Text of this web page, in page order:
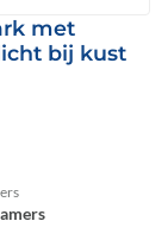
met
bij kust